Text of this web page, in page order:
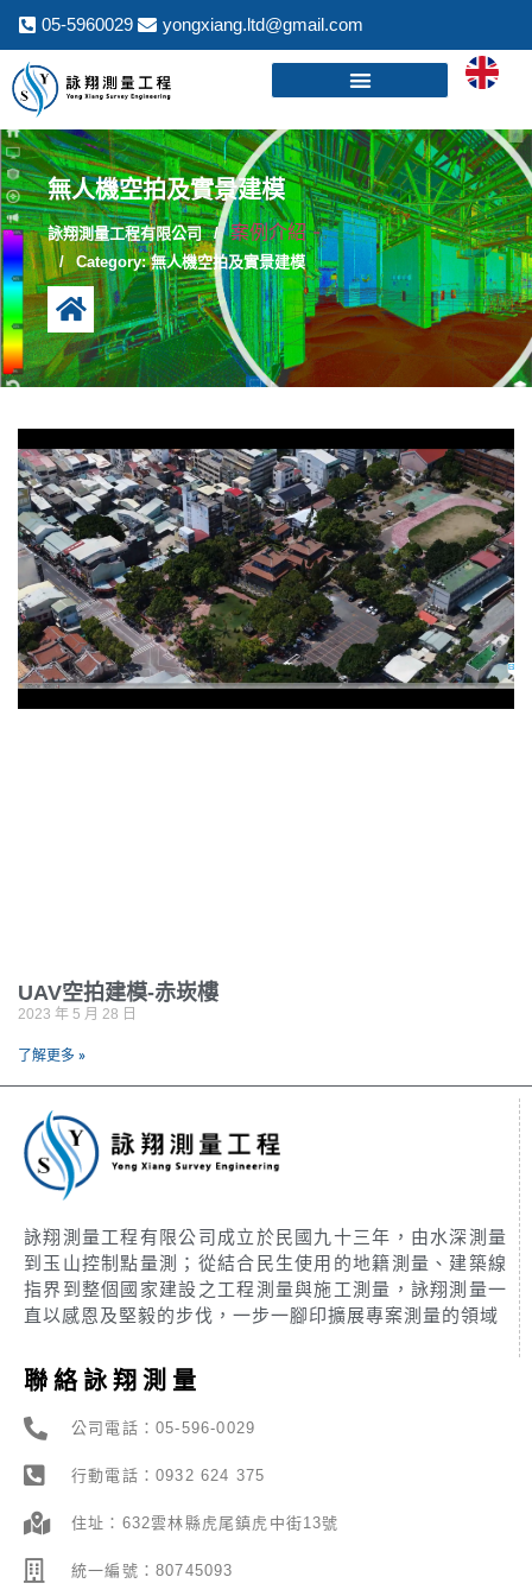
05-5960029 yongxiang.ltd@gmail.com
無人機空拍及實景建模
詠翔測量工程有限公司 案例介紹 -
Category: 無人機空拍及實景建模
UAV空拍建模-赤崁樓
2023 年 5 月 28 日
了解更多 »
詠翔測量工程有限公司成立於民國九十三年，由水深測量
到玉山控制點量測；從結合民生使用的地籍測量、建築線
指界到整個國家建設之工程測量與施工測量，詠翔測量一
直以感恩及堅毅的步伐，一步一腳印擴展專案測量的領域
聯絡詠翔測量
公司電話：05-596-0029
行動電話：0932 624 375
住址：632雲林縣虎尾鎮虎中街13號
統一編號：80745093